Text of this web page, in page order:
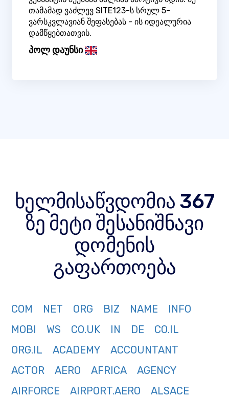
თამამად ვაძლევ SITE123-ს სრულ 5-
ვარსკვლავიან შეფასებას - ის იდეალურია
დამწყებთათვის.
პოლ დაუნსი
ხელმისაწვდომია 367
ზე მეტი შესანიშნავი
დომენის
გაფართოება
COM NET ORG BIZ NAME
INFO
MOBI
WS CO.UK IN DE
CO.IL
ORG.IL
ACADEMY
ACCOUNTANT
ACTOR
AERO AFRICA
AGENCY
AIRFORCE
AIRPORT.AERO
ALSACE